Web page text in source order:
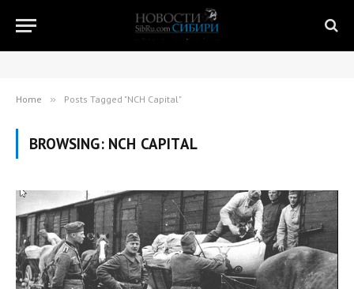
Home » Posts Tagged "NCH Capital"
BROWSING: NCH CAPITAL